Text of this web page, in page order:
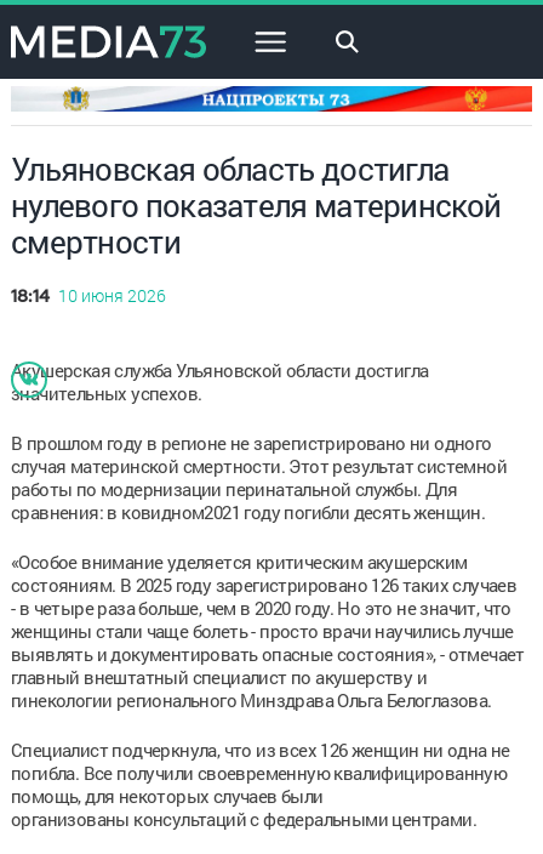
×
Ульяновская область достигла
нулевого показателя материнской
смертности
18:14 10 июня 2026
Акушерская служба Ульяновской области достигла
значительных успехов.
В прошлом году в регионе не зарегистрировано ни одного
случая материнской смертности. Этот результат системной
работы по модернизации перинатальной службы. Для
сравнения: в ковидном2021 году погибли десять женщин.
«Особое внимание уделяется критическим акушерским
состояниям. В 2025 году зарегистрировано 126 таких случаев
- в четыре раза больше, чем в 2020 году. Но это не значит, что
женщины стали чаще болеть - просто врачи научились лучше
выявлять и документировать опасные состояния», - отмечает
главный внештатный специалист по акушерству и
гинекологии регионального Минздрава Ольга Белоглазова.
Специалист подчеркнула, что из всех 126 женщин ни одна не
погибла. Все получили своевременную квалифицированную
помощь, для некоторых случаев были
организованы консультаций с федеральными центрами.